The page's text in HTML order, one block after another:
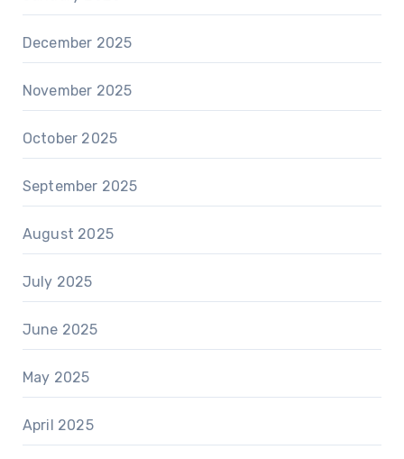
December 2025
November 2025
October 2025
September 2025
August 2025
July 2025
June 2025
May 2025
April 2025